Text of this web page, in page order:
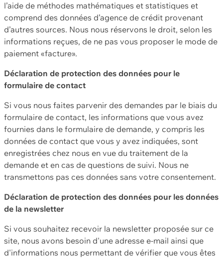
l’aide de méthodes mathématiques et statistiques et
comprend des données d’agence de crédit provenant
d’autres sources. Nous nous réservons le droit, selon les
informations reçues, de ne pas vous proposer le mode de
paiement «facture».
Déclaration de protection des données pour le
formulaire de contact
Si vous nous faites parvenir des demandes par le biais du
formulaire de contact, les informations que vous avez
fournies dans le formulaire de demande, y compris les
données de contact que vous y avez indiquées, sont
enregistrées chez nous en vue du traitement de la
demande et en cas de questions de suivi. Nous ne
transmettons pas ces données sans votre consentement.
Déclaration de protection des données pour les données
de la newsletter
Si vous souhaitez recevoir la newsletter proposée sur ce
site, nous avons besoin d'une adresse e-mail ainsi que
d'informations nous permettant de vérifier que vous êtes